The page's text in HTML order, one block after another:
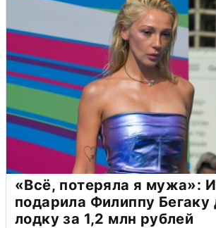
«Всё, потеряла я мужа»:
подарила Филиппу
лодку за 1,2 млн рублей